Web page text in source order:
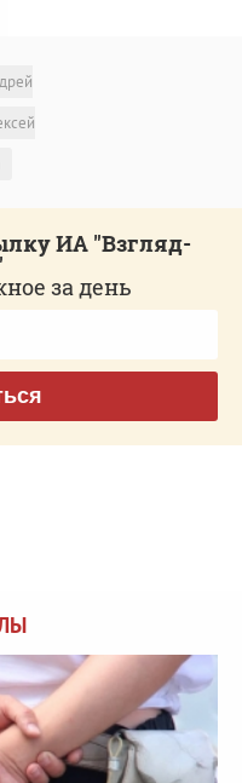
ИА "Взгляд-
за день